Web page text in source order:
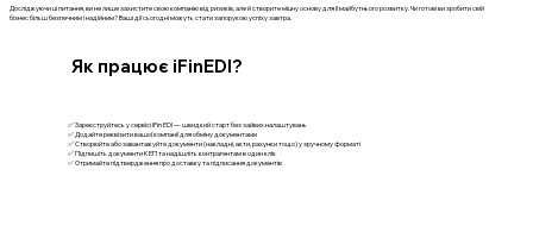
Досліджуючи ці питання, ви не лише захистите свою компанію від ризиків, але й створите міцну основу для її майбутнього розвитку. Чи готові ви зробити свій
бізнес більш безпечним і надійним? Ваші дії сьогодні можуть стати запорукою успіху завтра.
✅ Зареєструйтесь у сервісі iFin EDI — швидкий старт без зайвих налаштувань
✅ Додайте реквізити вашої компанії для обміну документами
✅ Створюйте або завантажуйте документи (накладні, акти, рахунки тощо) у зручному форматі
✅ Підпишіть документи КЕП та надішліть контрагентам в один клік
✅ Отримайте підтвердження про доставку та підписання документів
Як працює iFinEDI?